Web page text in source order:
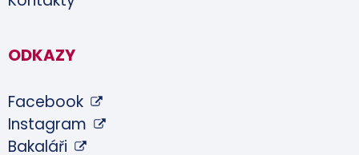
ODKAZY
Facebook
Instagram
Bakaláři